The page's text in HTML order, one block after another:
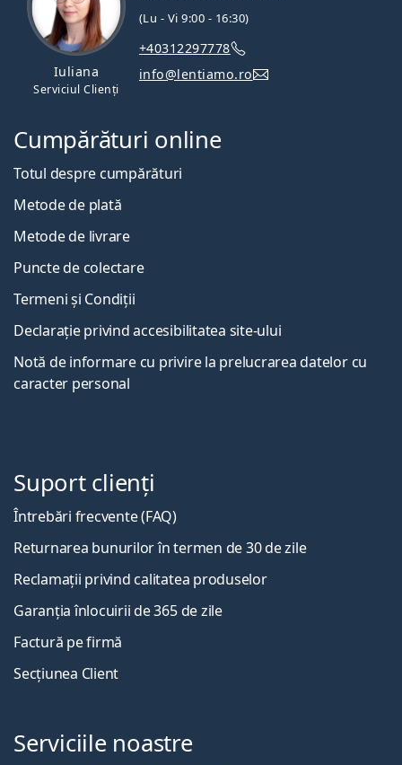
Iuliana
Serviciul Clienți
(Lu - Vi 9:00 - 16:30)
+40312297778
info@lentiamo.ro
Cumpărături online
Totul despre cumpărături
Metode de plată
Metode de livrare
Puncte de colectare
Termeni și Condiții
Declarație privind accesibilitatea site-ului
Notă de informare cu privire la prelucrarea datelor cu
caracter personal
Suport clienți
Întrebări frecvente (FAQ)
Returnarea bunurilor în termen de 30 de zile
Reclamații privind calitatea produselor
Garanția înlocuirii de 365 de zile
Factură pe firmă
Secțiunea Client
Serviciile noastre